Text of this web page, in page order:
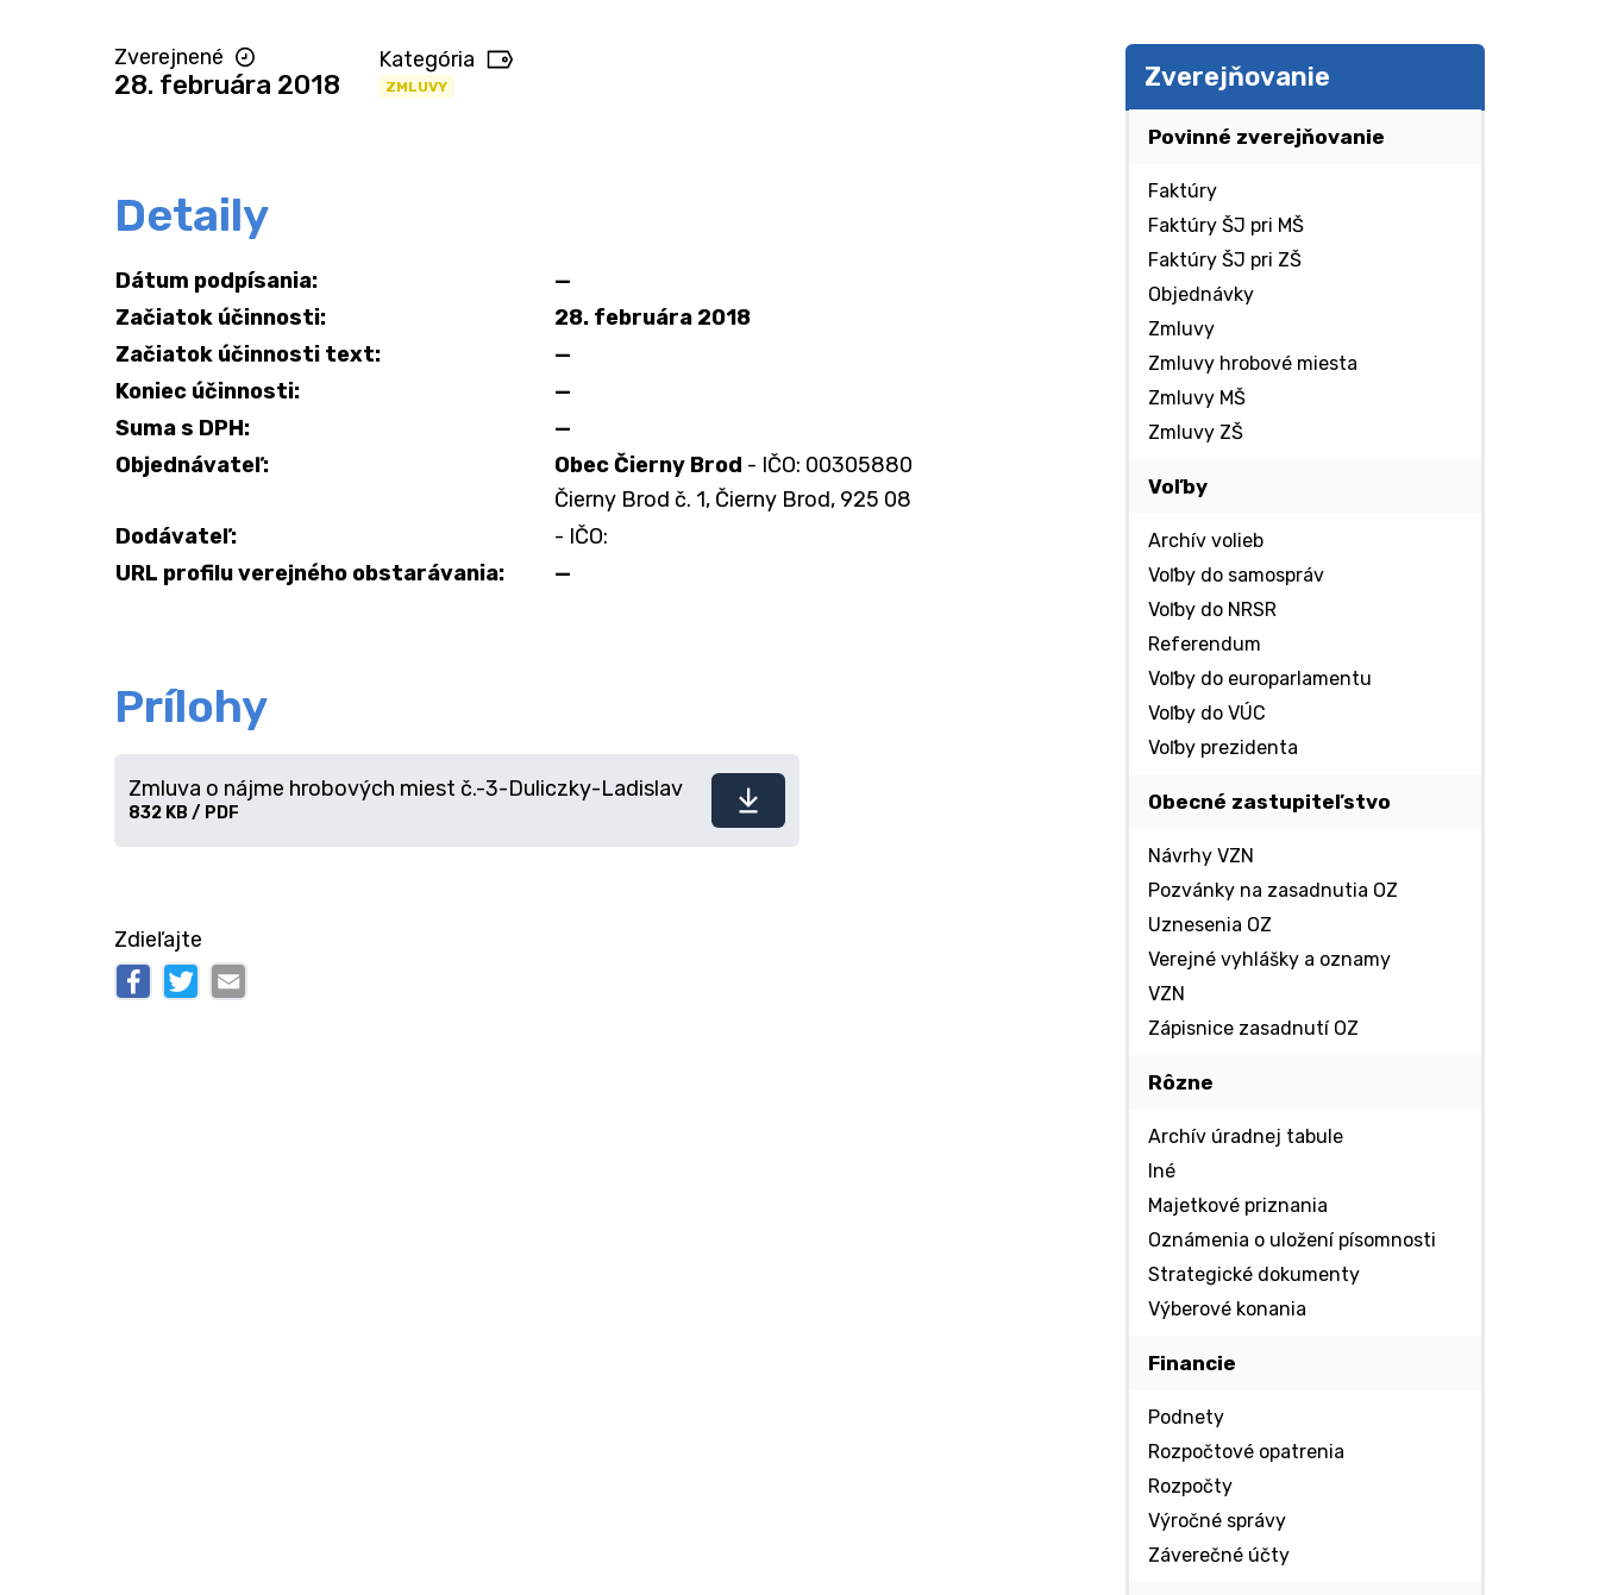
Zverejnené
28. februára 2018
Kategória
ZMLUVY
Detaily
Dátum podpísania:
—
Začiatok účinnosti:
28. februára 2018
Začiatok účinnosti text:
—
Koniec účinnosti:
—
Suma s DPH:
—
Objednávateľ:
Obec Čierny Brod - IČO: 00305880
Čierny Brod č. 1, Čierny Brod, 925 08
Dodávateľ:
- IČO:
URL profilu verejného obstarávania:
—
Prílohy
Stiahnuť
Zmluva o nájme hrobových miest č.-3-Duliczky-Ladislav
832 KB / PDF
Zdieľajte
Zverejňovanie
Povinné zverejňovanie
Faktúry
Faktúry ŠJ pri MŠ
Faktúry ŠJ pri ZŠ
Objednávky
Zmluvy
Zmluvy hrobové miesta
Zmluvy MŠ
Zmluvy ZŠ
Voľby
Archív volieb
Voľby do samospráv
Voľby do NRSR
Referendum
Voľby do europarlamentu
Voľby do VÚC
Voľby prezidenta
Obecné zastupiteľstvo
Návrhy VZN
Pozvánky na zasadnutia OZ
Uznesenia OZ
Verejné vyhlášky a oznamy
VZN
Zápisnice zasadnutí OZ
Rôzne
Archív úradnej tabule
Iné
Majetkové priznania
Oznámenia o uložení písomnosti
Strategické dokumenty
Výberové konania
Financie
Podnety
Rozpočtové opatrenia
Rozpočty
Výročné správy
Záverečné účty